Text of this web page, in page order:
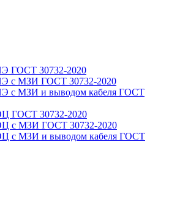
ГОСТ 30732-2020
с МЗИ ГОСТ 30732-2020
с МЗИ и выводом кабеля ГОСТ
ГОСТ 30732-2020
с МЗИ ГОСТ 30732-2020
с МЗИ и выводом кабеля ГОСТ